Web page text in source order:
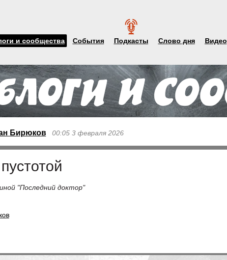
и сообщества События Подкасты Слово дня Видео
Бирюков 00:05 3 февраля 2026
"Последний доктор"